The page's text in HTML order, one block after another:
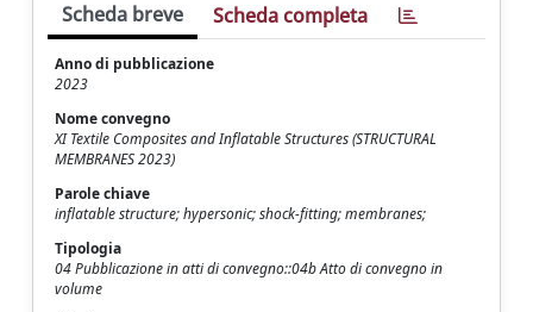
Scheda breve Scheda completa
Anno di pubblicazione
2023
Nome convegno
XI Textile Composites and Inflatable Structures (STRUCTURAL
MEMBRANES 2023)
Parole chiave
inflatable structure; hypersonic; shock-fitting; membranes;
Tipologia
04 Pubblicazione in atti di convegno::04b Atto di convegno in
volume